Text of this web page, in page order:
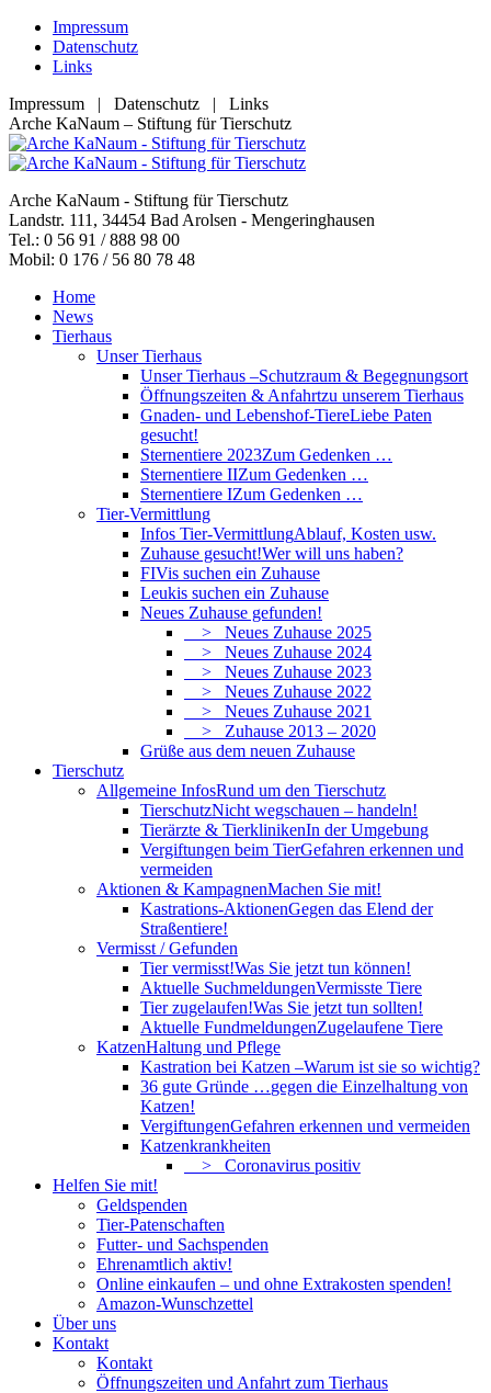
Zum
Inhalt
springen
Impressum
Datenschutz
Links
Impressum | Datenschutz | Links
Facebook
page
opens
new
window
YouTube
page
opens
new
window
RSS
page
opens
new
window
E-
Mail
page
in
new
window
Arche KaNaum – Stiftung für Tierschutz
Arche KaNaum - Stiftung für Tierschutz
Landstr. 111, 34454 Bad Arolsen - Mengeringhausen
Tel.: 0 56 91 / 888 98 00
Mobil: 0 176 / 56 80 78 48
Home
News
Tierhaus
Unser Tierhaus
Unser Tierhaus –Schutzraum & Begegnungsort
Öffnungszeiten & Anfahrtzu unserem Tierhaus
Gnaden- und Lebenshof-TiereLiebe Paten
gesucht!
Sternentiere 2023Zum Gedenken …
Sternentiere IIZum Gedenken …
Sternentiere IZum Gedenken …
Tier-Vermittlung
Infos Tier-VermittlungAblauf, Kosten usw.
Zuhause gesucht!Wer will uns haben?
FIVis suchen ein Zuhause
Leukis suchen ein Zuhause
Neues Zuhause gefunden!
> Neues Zuhause 2025
> Neues Zuhause 2024
> Neues Zuhause 2023
> Neues Zuhause 2022
> Neues Zuhause 2021
> Zuhause 2013 – 2020
Grüße aus dem neuen Zuhause
Tierschutz
Allgemeine InfosRund um den Tierschutz
TierschutzNicht wegschauen – handeln!
Tierärzte & TierklinikenIn der Umgebung
Vergiftungen beim TierGefahren erkennen und
vermeiden
Aktionen & KampagnenMachen Sie mit!
Kastrations-AktionenGegen das Elend der
Straßentiere!
Vermisst / Gefunden
Tier vermisst!Was Sie jetzt tun können!
Aktuelle SuchmeldungenVermisste Tiere
Tier zugelaufen!Was Sie jetzt tun sollten!
Aktuelle FundmeldungenZugelaufene Tiere
KatzenHaltung und Pflege
Kastration bei Katzen –Warum ist sie so wichtig?
36 gute Gründe …gegen die Einzelhaltung von
Katzen!
VergiftungenGefahren erkennen und vermeiden
Katzenkrankheiten
> Coronavirus positiv
Helfen Sie mit!
Geldspenden
Tier-Patenschaften
Futter- und Sachspenden
Ehrenamtlich aktiv!
Online einkaufen – und ohne Extrakosten spenden!
Amazon-Wunschzettel
Über uns
Kontakt
Kontakt
Öffnungszeiten und Anfahrt zum Tierhaus